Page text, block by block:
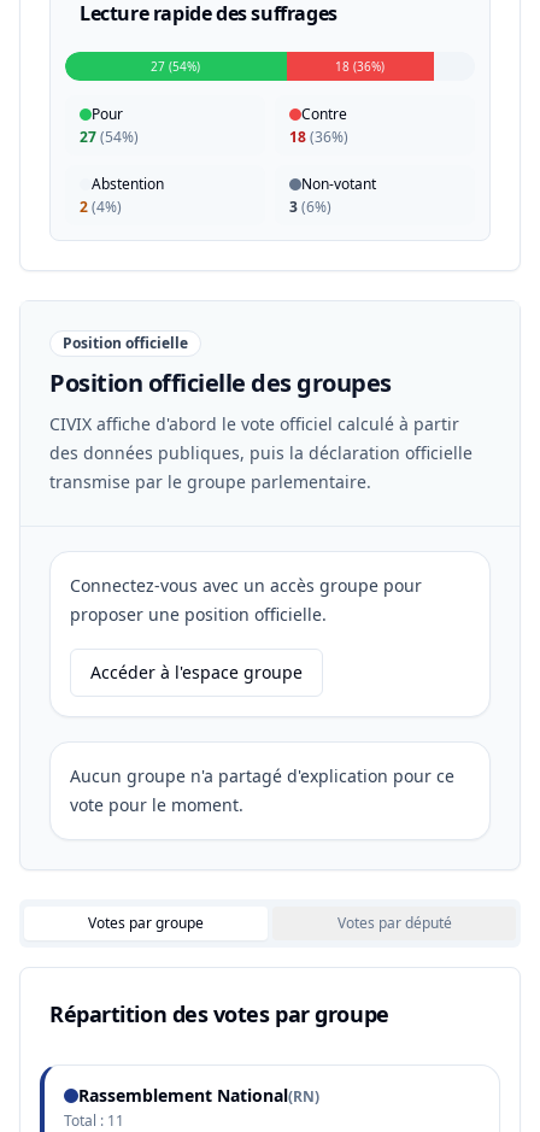
Lecture rapide des suffrages
27 (54%) 18 (36%)
Pour
27(54%)
Contre
18(36%)
Abstention
2(4%)
Non-votant
3(6%)
Position officielle
Position officielle des groupes
CIVIX affiche d'abord le vote officiel calculé à partir
des données publiques, puis la déclaration officielle
transmise par le groupe parlementaire.
Connectez-vous avec un accès groupe pour
proposer une position officielle.
Accéder à l'espace groupe
Aucun groupe n'a partagé d'explication pour ce
vote pour le moment.
Votes par groupe Votes par député
Répartition des votes par groupe
Rassemblement National(RN)
Total : 11